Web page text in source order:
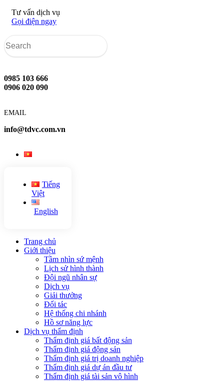
Tư vấn dịch vụ
Gọi điện ngay
0985 103 666
0906 020 090
EMAIL
info@tdvc.com.vn
Tiếng
Việt
English
Trang chủ
Giới thiệu
Tầm nhìn sứ mệnh
Lịch sử hình thành
Đội ngũ nhân sự
Dịch vụ
Giải thưởng
Đối tác
Hệ thống chi nhánh
Hồ sơ năng lực
Dịch vụ thẩm định
Thẩm định giá bất động sản
Thẩm định giá động sản
Thẩm định giá trị doanh nghiệp
Thẩm định giá dự án đầu tư
Thẩm định giá tài sản vô hình